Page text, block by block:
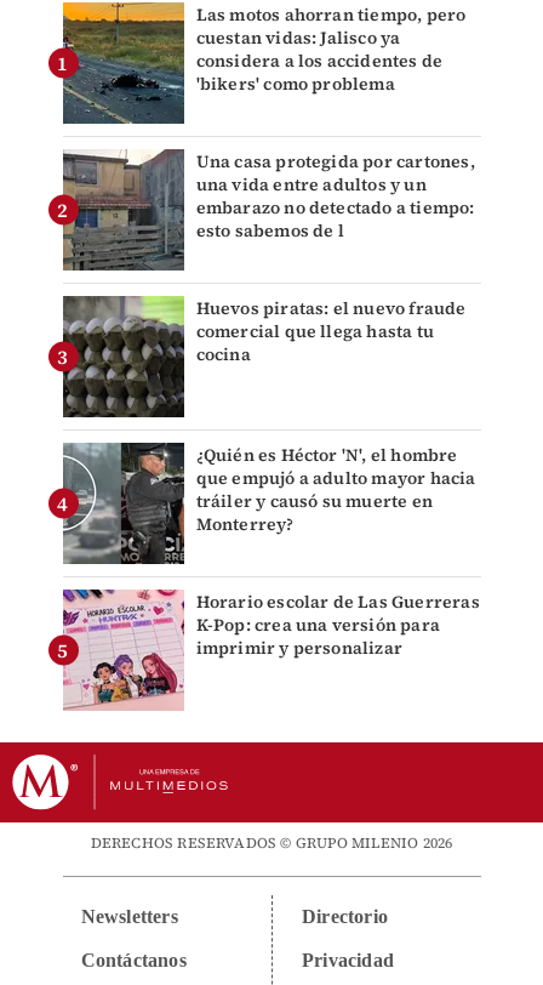
Las motos ahorran tiempo, pero
cuestan vidas: Jalisco ya
considera a los accidentes de
'bikers' como problema
Una casa protegida por cartones,
una vida entre adultos y un
embarazo no detectado a tiempo:
esto sabemos de l
Huevos piratas: el nuevo fraude
comercial que llega hasta tu
cocina
¿Quién es Héctor 'N', el hombre
que empujó a adulto mayor hacia
tráiler y causó su muerte en
Monterrey?
Horario escolar de Las Guerreras
K-Pop: crea una versión para
imprimir y personalizar
DERECHOS RESERVADOS © GRUPO MILENIO 2026
Newsletters
Contáctanos
Directorio
Privacidad